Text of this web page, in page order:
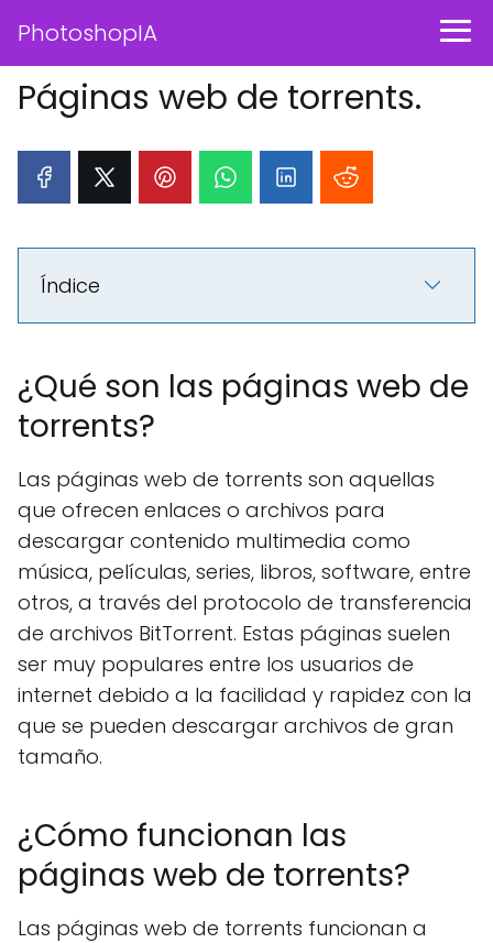
PhotoshopIA
Páginas web de torrents.
Índice
¿Qué son las páginas web de
torrents?
Las páginas web de torrents son aquellas
que ofrecen enlaces o archivos para
descargar contenido multimedia como
música, películas, series, libros, software, entre
otros, a través del protocolo de transferencia
de archivos BitTorrent. Estas páginas suelen
ser muy populares entre los usuarios de
internet debido a la facilidad y rapidez con la
que se pueden descargar archivos de gran
tamaño.
¿Cómo funcionan las
páginas web de torrents?
Las páginas web de torrents funcionan a